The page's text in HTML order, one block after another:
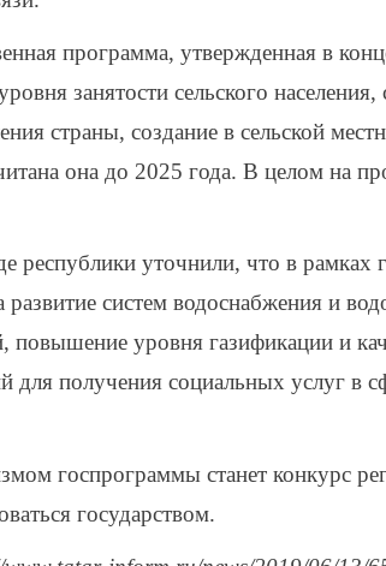
программа, утвержденная в
занятости сельского
страны, создание в сельской
она до 2025 года. В целом на
республики уточнили, что в
развитие систем водоснабжения и
повышение уровня газификации и
для получения социальных услуг в
госпрограммы станет конкурс
государством.